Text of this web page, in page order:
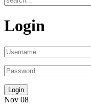
Login
Nov 08